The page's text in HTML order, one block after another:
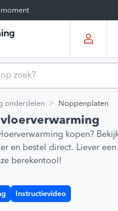
te sturen
onderdelen Noppenplaten
kopen?
en bestel direct. Liever
berekentool!
Instructievideo